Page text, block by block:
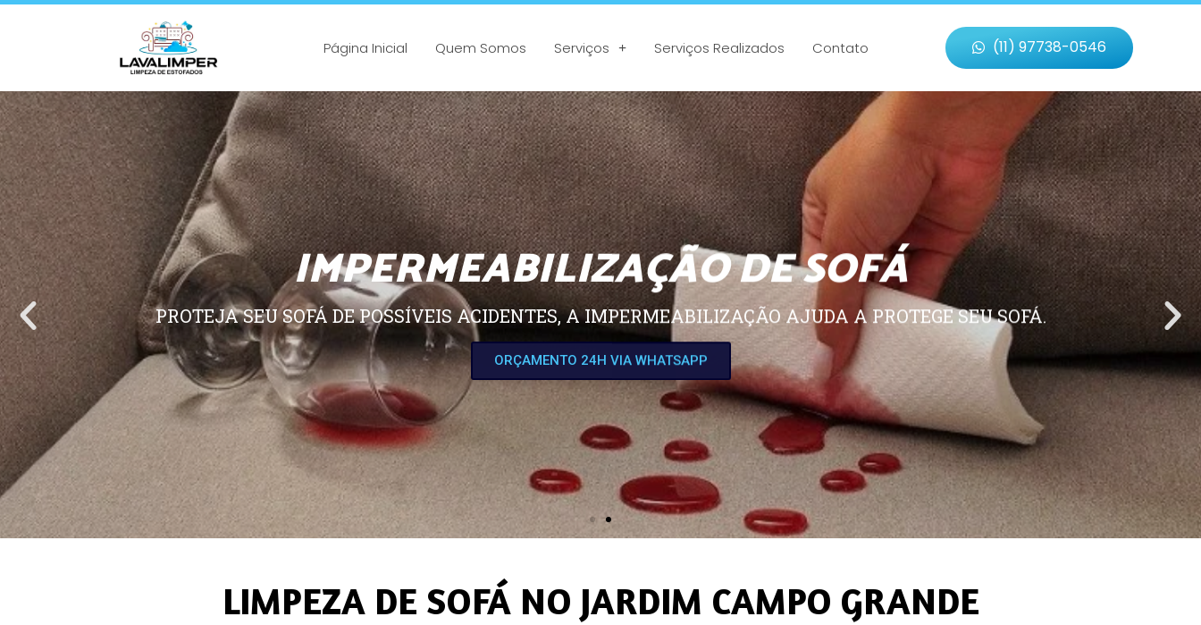
Página Inicial Quem Somos Serviços Serviços Realizados Contato (11) 97738-0546
IMPERMEABILIZAÇÃO DE SOFÁ
PROTEJA SEU SOFÁ DE POSSÍVEIS ACIDENTES, A IMPERMEABILIZAÇÃO AJUDA A PROTEGE SEU SOFÁ.
ORÇAMENTO 24H VIA WHATSAPP
LIMPEZA DE SOFÁ NO JARDIM CAMPO GRANDE